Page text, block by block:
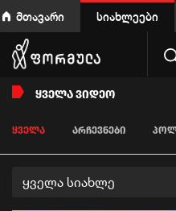
მთავარი სიახლეები
ᲧᲕᲔᲚᲐ ᲕᲘᲓᲔᲝ
ᲧᲕᲔᲚᲐ ᲐᲠᲩᲔᲕᲜᲔᲑᲘ
ყველა სიახლე